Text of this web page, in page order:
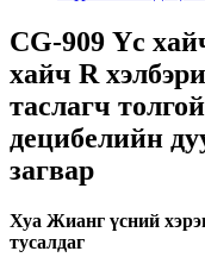
CG-909 Үс
хайч R
таслагч
децибелийн
загвар
Хуа Жианг үсний
тусалдаг